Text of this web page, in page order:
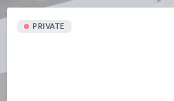
PRIVATE